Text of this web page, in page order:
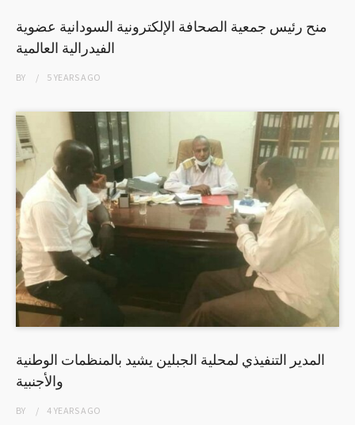
منح رئيس جمعية الصحافة الإلكترونية السودانية عضوية
الفيدرالية العالمية
BY 5 YEARSAGO
المدير التنفيذي لمحلية الجبلين يشيد بالمنظمات الوطنية
والأجنبية
BY 4 YEARSAGO